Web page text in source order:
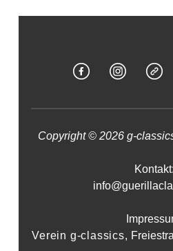
Copyright © 2026 g-
Kontakt:
Verein g-classics,